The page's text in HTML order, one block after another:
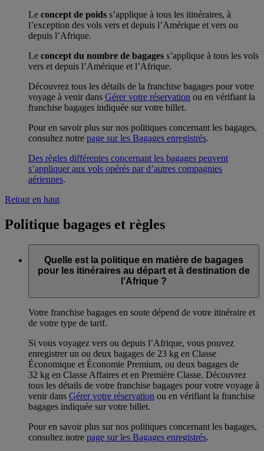
Le concept de poids s’applique à tous les itinéraires, à
l’exception des vols vers et depuis l’Amérique et vers ou
depuis l’Afrique.
Le concept du nombre de bagages s’applique à tous les vols
vers et depuis l’Amérique et l’Afrique.
Découvrez tous les détails de la franchise bagages pour votre
voyage à venir dans Gérer votre réservation ou en vérifiant la
franchise bagages indiquée sur votre billet.
Pour en savoir plus sur nos politiques concernant les bagages,
consultez notre page sur les Bagages enregistrés.
Des règles différentes concernant les bagages peuvent
s’appliquer aux vols opérés par d’autres compagnies
aériennes.
Retour en haut
Politique bagages et règles
Quelle est la politique en matière de bagages
pour les itinéraires au départ et à destination de
l’Afrique ?
Votre franchise bagages en soute dépend de votre itinéraire et
de votre type de tarif.
Si vous voyagez vers ou depuis l’Afrique, vous pouvez
enregistrer un ou deux bagages de 23 kg en Classe
Économique et Économie Premium, ou deux bagages de
32 kg en Classe Affaires et en Première Classe. Découvrez
tous les détails de votre franchise bagages pour votre voyage à
venir dans Gérer votre réservation ou en vérifiant la franchise
bagages indiquée sur votre billet.
Pour en savoir plus sur nos politiques concernant les bagages,
consultez notre page sur les Bagages enregistrés.